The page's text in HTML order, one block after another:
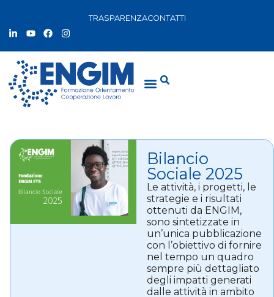
TRASPARENZACONTATTI
Bilancio
Sociale 2025
Le attività, i progetti, le
strategie e i risultati
ottenuti da ENGIM,
sono sintetizzate in
un’unica pubblicazione
con l’obiettivo di fornire
nel tempo un quadro
sempre più dettagliato
degli impatti generati
dalle attività in ambito